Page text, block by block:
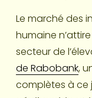
Le marché des
humaine
secteur de
de Rabobank,
complètes à ce